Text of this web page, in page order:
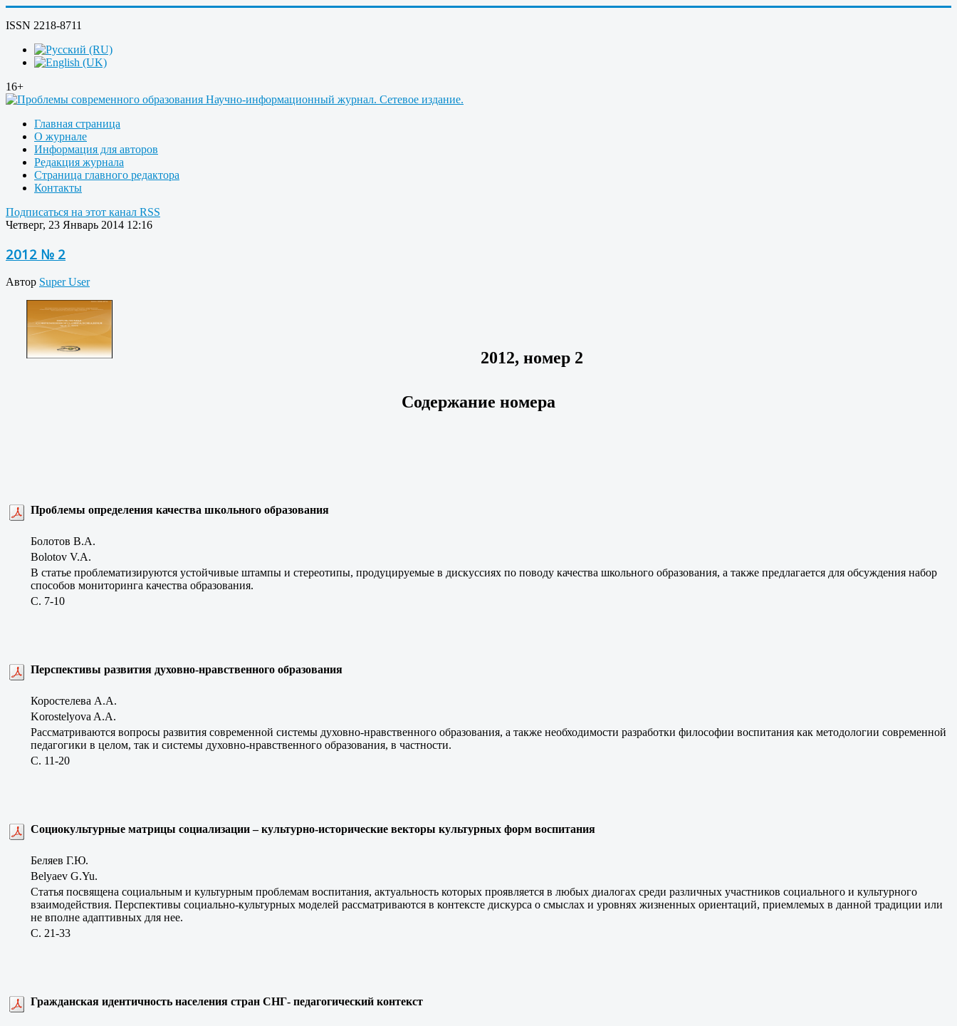
ISSN 2218-8711
16+
Главная страница
О журнале
Информация для авторов
Редакция журнала
Страница главного редактора
Контакты
Подписаться на этот канал RSS
Четверг, 23 Январь 2014 12:16
2012 № 2
Автор Super User
2012, номер 2
Содержание номера
Проблемы определения качества школьного образования
Болотов В.А.
Bolotov V.A.
В статье проблематизируются устойчивые штампы и стереотипы, продуцируемые в дискуссиях по поводу качества школьного образования, а также предлагается для обсуждения набор
способов мониторинга качества образования.
C. 7-10
Перспективы развития духовно-нравственного образования
Коростелева А.А.
Korostelyova A.A.
Рассматриваются вопросы развития современной системы духовно-нравственного образования, а также необходимости разработки философии воспитания как методологии современной
педагогики в целом, так и системы духовно-нравственного образования, в частности.
C. 11-20
Социокультурные матрицы социализации – культурно-исторические векторы культурных форм воспитания
Беляев Г.Ю.
Belyaev G.Yu.
Статья посвящена социальным и культурным проблемам воспитания, актуальность которых проявляется в любых диалогах среди различных участников социального и культурного
взаимодействия. Перспективы социально-культурных моделей рассматриваются в контексте дискурса о смыслах и уровнях жизненных ориентаций, приемлемых в данной традиции или
не вполне адаптивных для нее.
C. 21-33
Гражданская идентичность населения стран СНГ- педагогический контекст